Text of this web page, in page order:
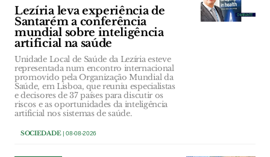
Lezíria leva experiência de
Santarém a conferência
mundial sobre inteligência
artificial na saúde
Unidade Local de Saúde da Lezíria esteve
representada num encontro internacional
promovido pela Organização Mundial da
Saúde, em Lisboa, que reuniu especialistas
e decisores de 37 países para discutir os
riscos e as oportunidades da inteligência
artificial nos sistemas de saúde.
SOCIEDADE| 08-08-2026